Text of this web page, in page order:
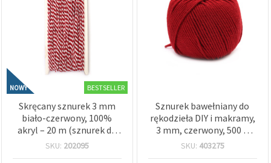
reklamy,
również
przy
wsparciu
naszych
partnerów
analitycznych
marketingowych.
NOWY BESTSELLER
Skręcany sznurek 3 mm
biało-czerwony, 100%
akryl – 20 m (sznurek do
makramy i rękodzieła)
SKU: 202095
Sznurek bawełniany do
rękodzieła DIY i makramy,
3 mm, czerwony, 500 g
(~135 m)
SKU: 403275